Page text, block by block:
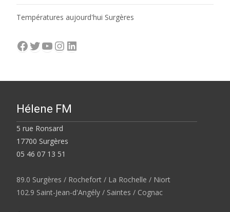
Températures aujourd'hui Surgères
Facebook
Twitter
YouTube
Instagram
LinkedIn
Hélene FM
5 rue Ronsard
17700 Surgères
05 46 07 13 51
89.0 Surgères / Rochefort / La Rochelle / Niort
102.9 Saint-Jean-d'Angély / Saintes / Cognac